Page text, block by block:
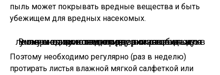
пыль может покрывать вредные вещества и быть
убежищем для вредных насекомых.
В период покоя поливы сокращают для компенсации температур и сезонного уменьшения освещения, но стабильную легкую влажность поддерживают даже в эту стадию развития.
Поэтому необходимо регулярно (раз в неделю)
протирать листья влажной мягкой салфеткой или